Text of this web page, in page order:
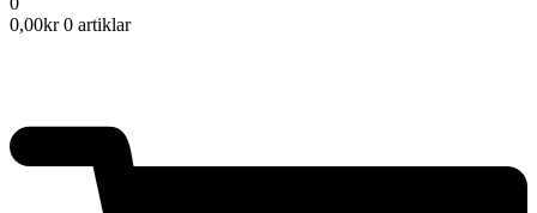
0,00kr 0 artiklar